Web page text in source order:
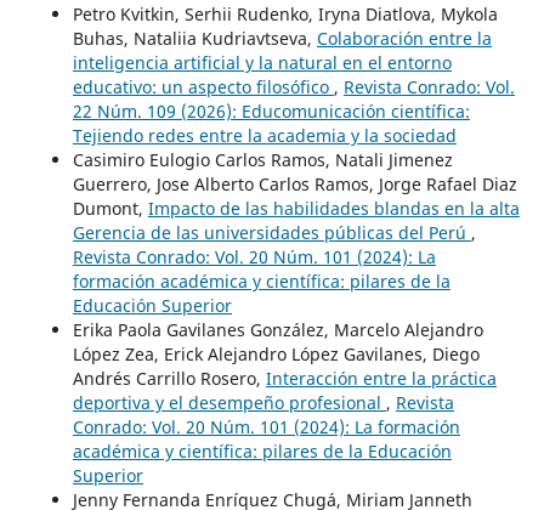
Petro Kvitkin, Serhii Rudenko, Iryna Diatlova, Mykola
Buhas, Nataliia Kudriavtseva, Colaboración entre la
inteligencia artificial y la natural en el entorno
educativo: un aspecto filosófico , Revista Conrado: Vol.
22 Núm. 109 (2026): Educomunicación científica:
Tejiendo redes entre la academia y la sociedad
Casimiro Eulogio Carlos Ramos, Natali Jimenez
Guerrero, Jose Alberto Carlos Ramos, Jorge Rafael Diaz
Dumont, Impacto de las habilidades blandas en la alta
Gerencia de las universidades públicas del Perú ,
Revista Conrado: Vol. 20 Núm. 101 (2024): La
formación académica y científica: pilares de la
Educación Superior
Erika Paola Gavilanes González, Marcelo Alejandro
López Zea, Erick Alejandro López Gavilanes, Diego
Andrés Carrillo Rosero, Interacción entre la práctica
deportiva y el desempeño profesional , Revista
Conrado: Vol. 20 Núm. 101 (2024): La formación
académica y científica: pilares de la Educación
Superior
Jenny Fernanda Enríquez Chugá, Miriam Janneth